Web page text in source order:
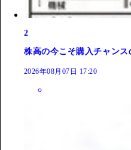
2
株高の今こそ購入チャン
2026年08月07日 17:20